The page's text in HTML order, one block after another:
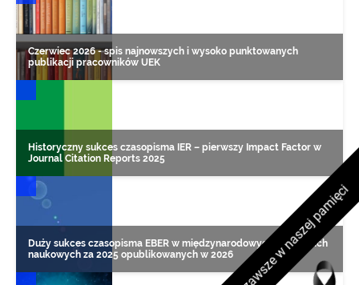
Czerwiec 2026 - spis najnowszych i wysoko punktowanych
publikacji pracowników UEK
Historyczny sukces czasopisma IER – pierwszy Impact Factor w
Journal Citation Reports 2025
DONIESIENIA NAUKOWE
Duży sukces czasopisma EBER w międzynarodowych rankingach
naukowych za 2025 opublikowanych w 2026
DONIESIENIA NAUKOWE